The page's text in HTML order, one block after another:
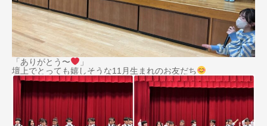
「ありがとう〜
」
壇上でとっても嬉しそうな11月生まれのお友だち